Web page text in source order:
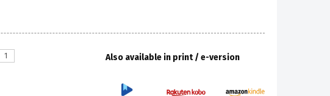
Also available in print / e-version